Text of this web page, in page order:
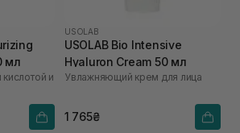
мл
и
USOLAB
USOLAB Bio Intensive
Hyaluron Cream 50 мл
Увлажняющий крем для лица
1 765₴